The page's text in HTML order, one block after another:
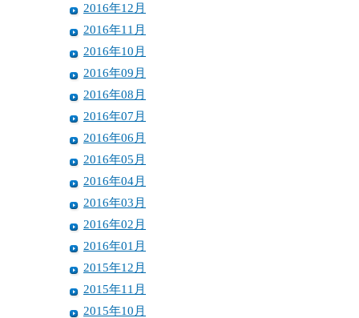
2016年12月
2016年11月
2016年10月
2016年09月
2016年08月
2016年07月
2016年06月
2016年05月
2016年04月
2016年03月
2016年02月
2016年01月
2015年12月
2015年11月
2015年10月